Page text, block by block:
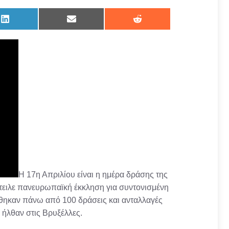
Share
on
LinkedIn
Share
on
Share
on
Η 17η Απριλίου είναι η ημέρα δράσης της
πανευρωπαϊκή έκκληση για συντονισμένη
πάνω από 100 δράσεις και ανταλλαγές
στις Βρυξέλλες.